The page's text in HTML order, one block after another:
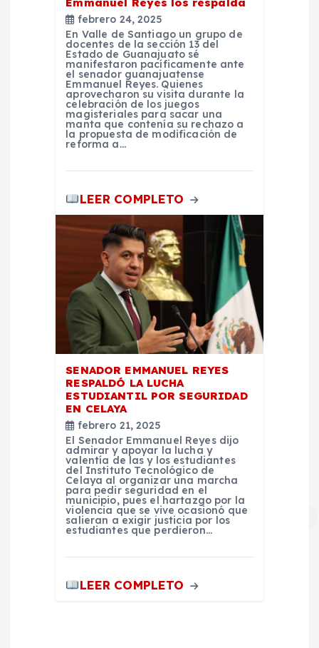
febrero 24, 2025
En Valle de Santiago un grupo de
docentes de la sección 13 del
Estado de Guanajuato sé
manifestaron pacíficamente ante
el senador guanajuatense
Emmanuel Reyes. Quienes
aprovecharon su visita durante la
celebración de los juegos
magisteriales para sacar una
manta que contenía su rechazo a
la propuesta de modificación de
reforma a…
LEER COMPLETO
SENADOR EMMANUEL REYES
RESPALDÓ LA LUCHA
ESTUDIANTIL POR SEGURIDAD
EN CELAYA
febrero 21, 2025
El Senador Emmanuel Reyes dijo
admirar y apoyar la lucha y
valentía de las y los estudiantes
del Instituto Tecnológico de
Celaya al organizar una marcha
para pedir seguridad en el
municipio, pues el hartazgo por la
violencia que se vive ocasionó que
salieran a exigir justicia por los
estudiantes que perdieron…
LEER COMPLETO